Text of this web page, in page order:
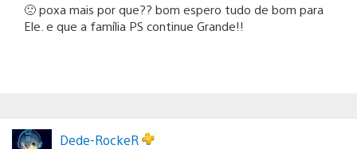
🙁 poxa mais por que?? bom espero tudo de bom para
Ele. e que a família PS continue Grande!!
Dede-RockeR